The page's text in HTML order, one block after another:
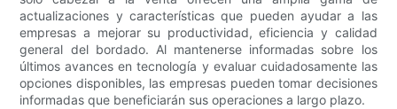
actualizaciones y características que pueden ayudar a las
empresas a mejorar su productividad, eficiencia y calidad
general del bordado. Al mantenerse informadas sobre los
últimos avances en tecnología y evaluar cuidadosamente las
opciones disponibles, las empresas pueden tomar decisiones
informadas que beneficiarán sus operaciones a largo plazo.